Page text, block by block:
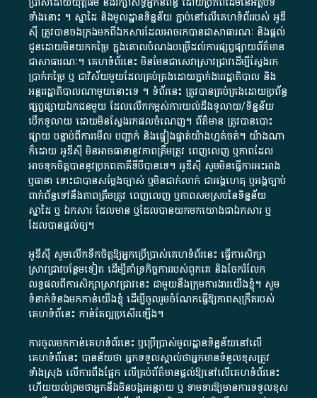
ទាំង​នោះ​ ។​ ស្នាដៃ​ និង​មូលដ្ឋាន​ទិន្នន័យ ​ភ្ជាប់​នៅ​លើ​គេហទំព័រ​របស់​ អូ​ឌី​
ស៊ី​ ត្រូវ​បាន​ចងក្រង​មក​ពី​ឯកសារ​ដែល​អាច​រក​បានជា​សាធារណៈ​ និង​ផ្តល់​
ជូន​ដោយ​មិន​យក​កម្រៃ​ ក្នុង​គោលបំណង​បម្រើ​ដល់ការ​ផ្សព្វផ្សាយ​ព័ត៌មាន​
ជា​សាធារណៈ​។​ គេហទំព័រ​នេះ​ មិនមែន​ជា​សេវា​ស្រាវជ្រាវ​ដើម្បី​ស្វែងរក
ប្រាក់​កម្រៃ​ ឬ​ ជា​វិស័យ​មួយ​ដែល​គ្រប់គ្រង​ដោយ​ភ្នាក់ងារ​រដ្ឋាភិបាល​ និង ​
អន្តររដ្ឋាភិបាល​ណាមួយ​នោះ​ទេ ​។​ ទំព័រ​នេះ​ ត្រូវ​បាន​គ្រប់គ្រង​ដោយ​ប្រព័ន្ធ​
ផ្សព្វផ្សាយ​ឯកជន​មួយ​ ដែល​លើកកម្ពស់​ការ​យល់​ដឹង​ទូលាយ​/​ទិន្នន័យ​
បើក​ទូលាយ​ ដោយ​មិនស្វែង​រក​ផល​ចំណេញ​។​ ព័ត៌មាន​ ត្រូវ​បាន​បោះ
ផ្សាយ​ បន្ទាប់​ពី​ការ​មើល​ បញ្ជាក់​ និង​ផ្ទៀងផ្ទាត់​យ៉ាង​ហ្មត់ចត់​។​ យ៉ាងណា​
ក៏​ដោយ​ អូ​ឌី​ស៊ី​ មិន​អាច​ធានា​នូវ​ភាព​ត្រឹមត្រូវ​ ពេញលេញ​ ឬ​ភាព​ដែល​
អាច​ទុកចិត្ត​បាននូវ​ប្រភព​ភាគី​ទី​បី​បាន​ទេ​។​ អូ​ឌី​ស៊ី​ សូម​មិន​ធ្វើការ​អះអាង​
ឬ​ធានា​ ទោះជា​បាន​សម្តែង​ច្បាស់​ ឬ​មិន​ជាក់លាក់​ ជា​អង្គហេតុ​ ឬ​អង្គច្បាប់​
ពាក់ព័ន្ធ​ទៅ​នឹង​ភាព​ត្រឹមត្រូវ​ ពេញលេញ​ ឬ​ភាព​សម​ស្រប​នៃ​ទិន្នន័យ​
ស្នាដៃ​ ឬ​ ឯកសារ​ ដែល​មាន​ ឬ​ដែល​បាន​យក​មក​យោង​ជា​ឯកសារ​ ឬ​
ដែល​បាន​ផ្តល់​ឲ្យ​។
អូឌីស៊ី សូមលើកទឹកចិត្តឱ្យអ្នកប្រើប្រាស់គេហទំព័រនេះ ធ្វើការសិក្សា
ស្រាវជ្រាវបន្ថែមទៀត ដើម្បីគាំទ្រកិច្ចការ​របស់ពួកគេ និងចែករំលែក
លទ្ធផលពីការសិក្សាស្រាវជ្រាវនេះ ជាមួយនឹងក្រុមការងារយើងខ្ញុំ។ សូម
ទំនាក់ទំនងមកកាន់យើងខ្ញុំ ដើម្បីចូលរួមចំណែកធ្វើឱ្យភាពសុក្រឹតរបស់
គេហទំព័នេះ កាន់តែល្អប្រសើរឡើង។
ការចូលមកកាន់គេហទំព័រនេះ ឬប្រើប្រាស់មូលដ្ឋានទិន្នន័យនៅលើ
គេហទំព័រនេះ បានន័យថា អ្នកទទួលស្គាល់ថាអ្នកមានទំនួលខុសត្រូវ
ទាំងស្រុង លើការពឹងផ្អែក លើគ្រប់ព័ត៌មានផ្តល់ឱ្យនៅលើគេហទំព័រនេះ
ហើយយល់ព្រមថាអ្នកនឹងមិនបង្ករអន្តរាយ ឬ ទាមទារ​ឱ្យមានការទទួលខុស​